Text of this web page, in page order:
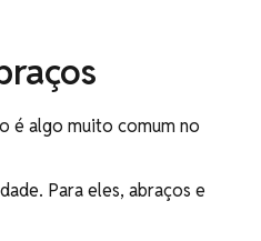
é algo muito comum no
Para eles, abraços e